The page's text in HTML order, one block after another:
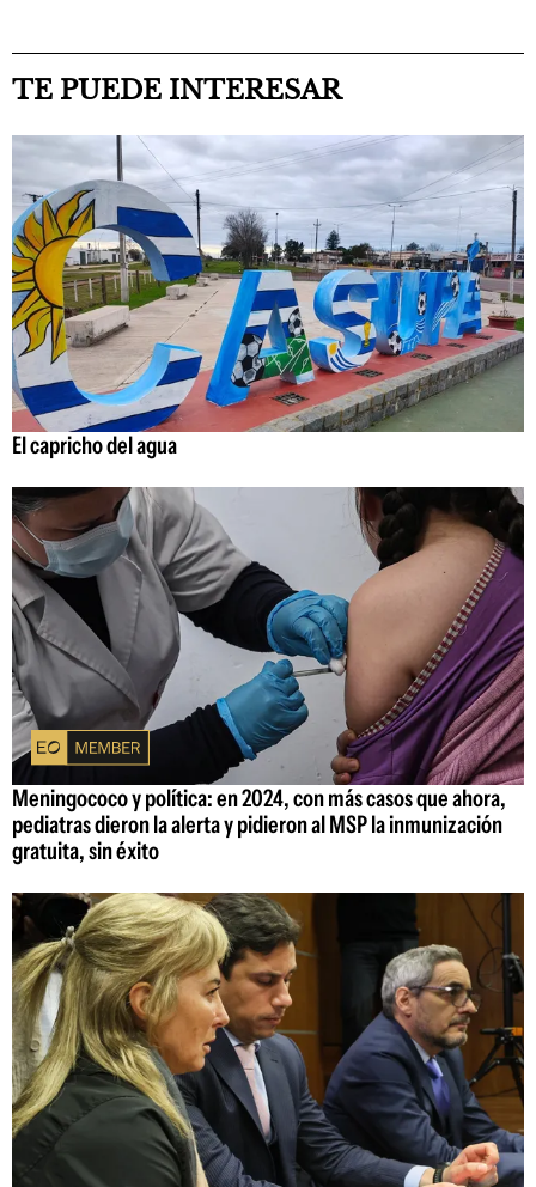
TE PUEDE INTERESAR
El capricho del agua
Meningococo y política: en 2024, con más casos que ahora,
pediatras dieron la alerta y pidieron al MSP la inmunización
gratuita, sin éxito